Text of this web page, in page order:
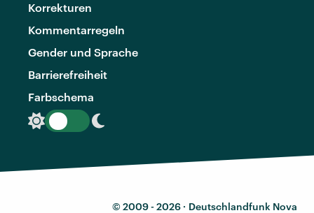
Korrekturen
Kommentarregeln
Gender und Sprache
Barrierefreiheit
Farbschema
© 2009 - 2026 · Deutschlandfunk Nova